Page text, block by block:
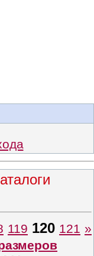
119 120 121 »